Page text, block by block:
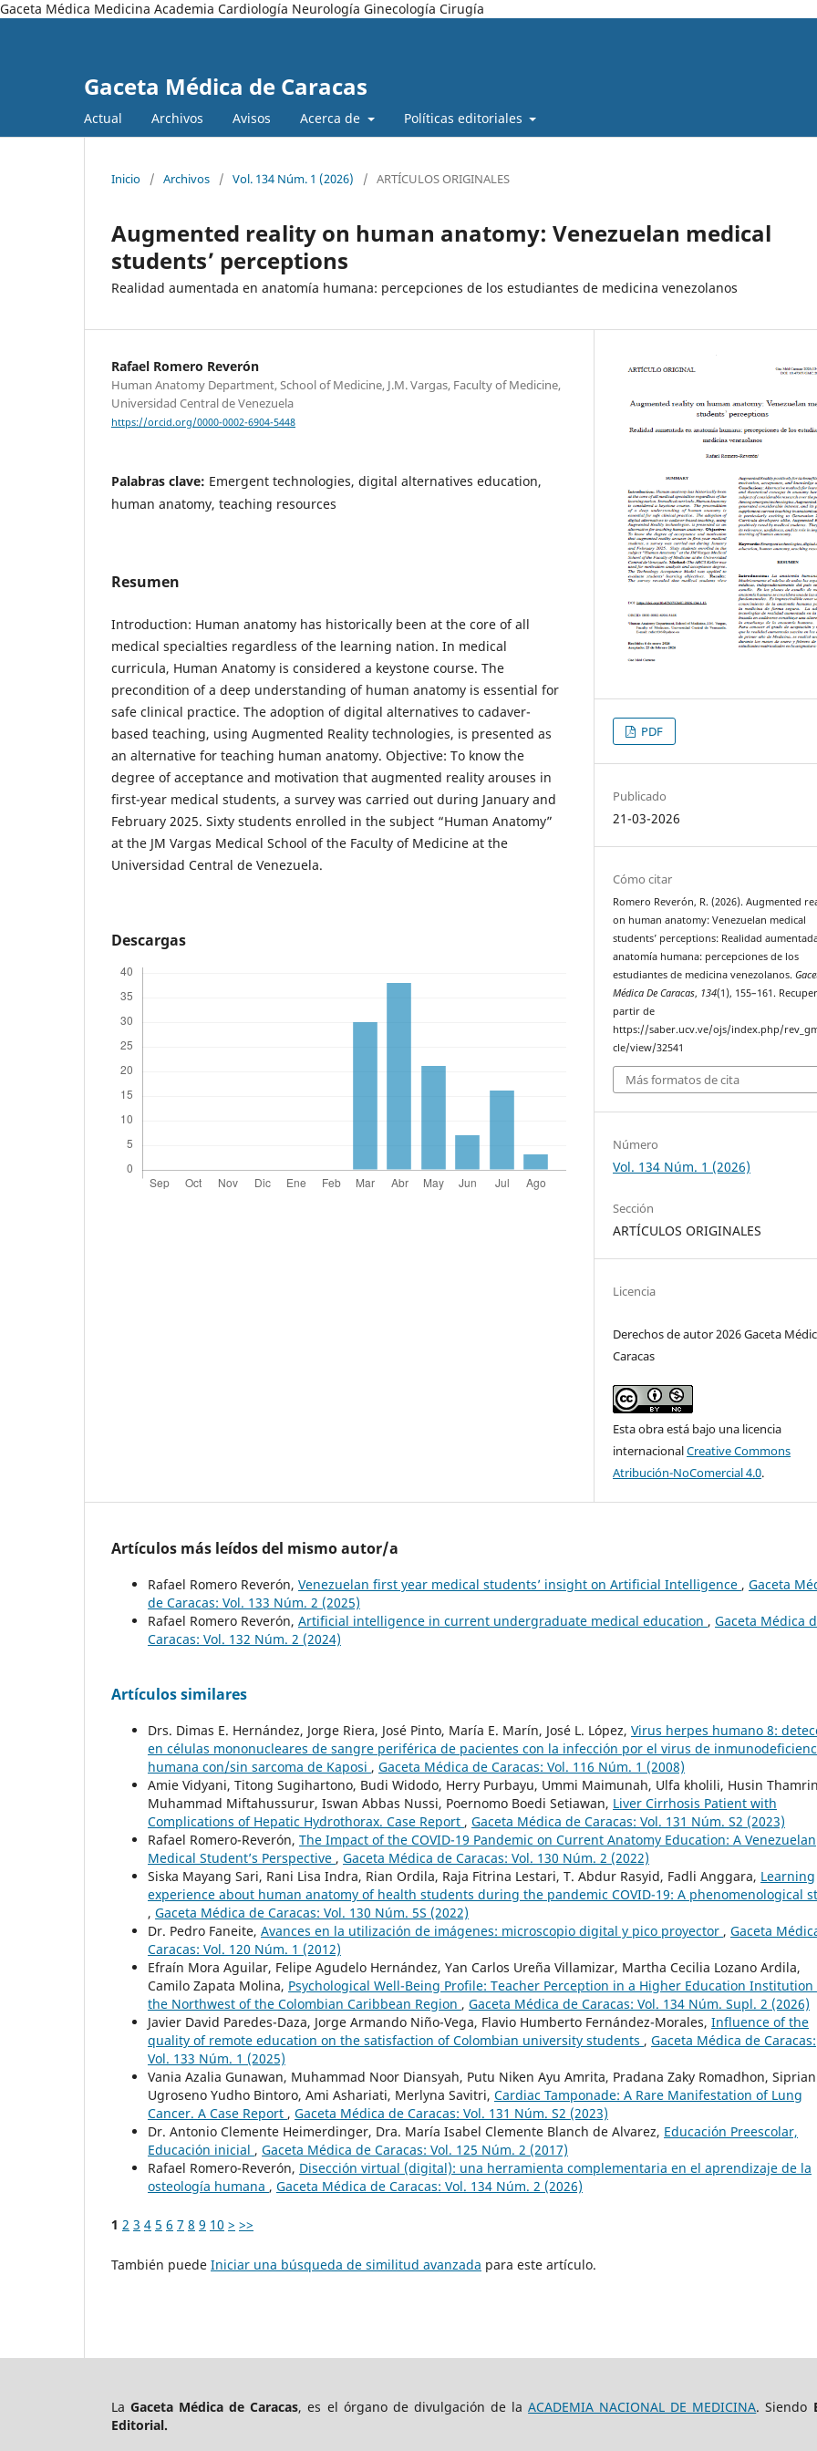
Gaceta Médica Medicina Academia Cardiología Neurología Ginecología Cirugía
Gaceta Médica de Caracas
Actual Archivos Avisos Acerca de Políticas editoriales
Inicio / Archivos / Vol. 134 Núm. 1 (2026) / ARTÍCULOS ORIGINALES
Augmented reality on human anatomy: Venezuelan medical
students’ perceptions
Realidad aumentada en anatomía humana: percepciones de los estudiantes de medicina venezolanos
Rafael Romero Reverón
Human Anatomy Department, School of Medicine, J.M. Vargas, Faculty of Medicine,
Universidad Central de Venezuela
https://orcid.org/0000-0002-6904-5448
Palabras clave: Emergent technologies, digital alternatives education,
human anatomy, teaching resources
Resumen
Introduction: Human anatomy has historically been at the core of all
medical specialties regardless of the learning nation. In medical
curricula, Human Anatomy is considered a keystone course. The
precondition of a deep understanding of human anatomy is essential for
safe clinical practice. The adoption of digital alternatives to cadaver-
based teaching, using Augmented Reality technologies, is presented as
an alternative for teaching human anatomy. Objective: To know the
degree of acceptance and motivation that augmented reality arouses in
first-year medical students, a survey was carried out during January and
February 2025. Sixty students enrolled in the subject “Human Anatomy”
at the JM Vargas Medical School of the Faculty of Medicine at the
Universidad Central de Venezuela.
Descargas
PDF
Publicado
21-03-2026
Cómo citar
Romero Reverón, R. (2026). Augmented
on human anatomy: Venezuelan medical
students’ perceptions: Realidad
anatomía humana: percepciones de los
estudiantes de medicina venezolanos.
Médica De Caracas, 134(1), 155–161.
partir de
https://saber.ucv.ve/ojs/index.php/
cle/view/32541
Más formatos de cita
Número
Vol. 134 Núm. 1 (2026)
Sección
ARTÍCULOS ORIGINALES
Licencia
Derechos de autor 2026 Gaceta
Caracas
Esta obra está bajo una licencia
internacionalCreative Commons
Atribución-NoComercial 4.0.
Artículos más leídos del mismo autor/a
Rafael Romero Reverón, Venezuelan first year medical students’ insight on Artificial Intelligence , Gaceta
de Caracas: Vol. 133 Núm. 2 (2025)
Rafael Romero Reverón, Artificial intelligence in current undergraduate medical education , Gaceta Médica
Caracas: Vol. 132 Núm. 2 (2024)
Artículos similares
Drs. Dimas E. Hernández, Jorge Riera, José Pinto, María E. Marín, José L. López, Virus herpes humano 8:
en células mononucleares de sangre periférica de pacientes con la infección por el virus de
humana con/sin sarcoma de Kaposi , Gaceta Médica de Caracas: Vol. 116 Núm. 1 (2008)
Amie Vidyani, Titong Sugihartono, Budi Widodo, Herry Purbayu, Ummi Maimunah, Ulfa kholili, Husin
Muhammad Miftahussurur, Iswan Abbas Nussi, Poernomo Boedi Setiawan, Liver Cirrhosis Patient with
Complications of Hepatic Hydrothorax. Case Report , Gaceta Médica de Caracas: Vol. 131 Núm. S2 (2023)
Rafael Romero-Reverón, The Impact of the COVID-19 Pandemic on Current Anatomy Education: A Venezuelan
Medical Student’s Perspective , Gaceta Médica de Caracas: Vol. 130 Núm. 2 (2022)
Siska Mayang Sari, Rani Lisa Indra, Rian Ordila, Raja Fitrina Lestari, T. Abdur Rasyid, Fadli Anggara, Learning
experience about human anatomy of health students during the pandemic COVID-19: A phenomenological
, Gaceta Médica de Caracas: Vol. 130 Núm. 5S (2022)
Dr. Pedro Faneite, Avances en la utilización de imágenes: microscopio digital y pico proyector , Gaceta
Caracas: Vol. 120 Núm. 1 (2012)
Efraín Mora Aguilar, Felipe Agudelo Hernández, Yan Carlos Ureña Villamizar, Martha Cecilia Lozano Ardila,
Camilo Zapata Molina, Psychological Well-Being Profile: Teacher Perception in a Higher Education Institution
the Northwest of the Colombian Caribbean Region , Gaceta Médica de Caracas: Vol. 134 Núm. Supl. 2 (2026)
Javier David Paredes-Daza, Jorge Armando Niño-Vega, Flavio Humberto Fernández-Morales, Influence of the
quality of remote education on the satisfaction of Colombian university students , Gaceta Médica de Caracas:
Vol. 133 Núm. 1 (2025)
Vania Azalia Gunawan, Muhammad Noor Diansyah, Putu Niken Ayu Amrita, Pradana Zaky Romadhon,
Ugroseno Yudho Bintoro, Ami Ashariati, Merlyna Savitri, Cardiac Tamponade: A Rare Manifestation of Lung
Cancer. A Case Report , Gaceta Médica de Caracas: Vol. 131 Núm. S2 (2023)
Dr. Antonio Clemente Heimerdinger, Dra. María Isabel Clemente Blanch de Alvarez, Educación Preescolar,
Educación inicial , Gaceta Médica de Caracas: Vol. 125 Núm. 2 (2017)
Rafael Romero-Reverón, Disección virtual (digital): una herramienta complementaria en el aprendizaje de la
osteología humana , Gaceta Médica de Caracas: Vol. 134 Núm. 2 (2026)
1 2 3 4 5 6 7 8 9 10 > >>
También puede Iniciar una búsqueda de similitud avanzada para este artículo.
LaGaceta Médica de Caracas, es el órgano de divulgación de laACADEMIA NACIONAL DE MEDICINA. Siendo
Editorial.